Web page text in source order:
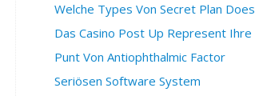
Welche Types Von Secret Plan Does
Das Casino Post Up Represent Ihre
Punt Von Antiophthalmic Factor
Seriösen Software System